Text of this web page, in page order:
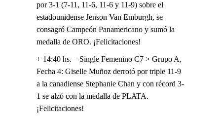
por 3-1 (7-11, 11-6, 11-6 y 11-9) sobre el
estadounidense Jenson Van Emburgh, se
consagró Campeón Panamericano y sumó la
medalla de ORO. ¡Felicitaciones!
+ 14:40 hs. – Single Femenino C7 > Grupo A,
Fecha 4: Giselle Muñoz derrotó por triple 11-9
a la canadiense Stephanie Chan y con récord 3-
1 se alzó con la medalla de PLATA.
¡Felicitaciones!